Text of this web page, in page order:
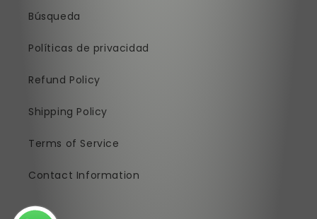
Búsqueda
Políticas de privacidad
Refund Policy
Shipping Policy
Terms of Service
Contact Information